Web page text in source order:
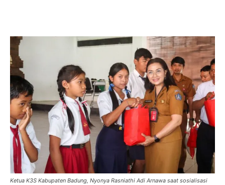
Ketua K3S Kabupaten Badung, Nyonya Rasniathi Adi Arnawa saat sosialisasi